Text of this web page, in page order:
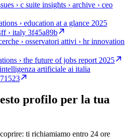
› c suite insights › archive › ceo
› education at a glance 2025
› italy 3f45a89b
› osservatori attivi › hr innovation
› the future of jobs report 2025
intelligenza artificiale ai italia
profilo per la tua
ti richiamiamo entro 24 ore